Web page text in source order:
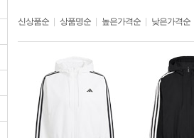
신상품순 상품명순 높은가격순 낮은가격순